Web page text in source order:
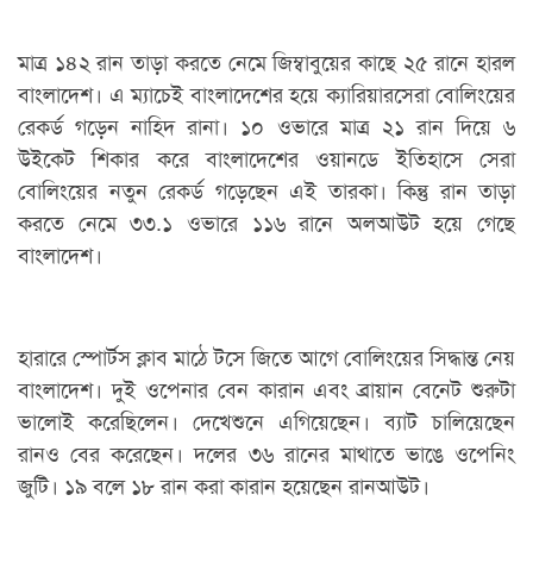
মাত্র ১৪২ রান তাড়া করতে নেমে জিম্বাবুয়ের কাছে ২৫ রানে হারল
বাংলাদেশ। এ ম্যাচেই বাংলাদেশের হয়ে ক্যারিয়ারসেরা বোলিংয়ের
রেকর্ড গড়েন নাহিদ রানা। ১০ ওভারে মাত্র ২১ রান দিয়ে ৬
উইকেট শিকার করে বাংলাদেশের ওয়ানডে ইতিহাসে সেরা
বোলিংয়ের নতুন রেকর্ড গড়েছেন এই তারকা। কিন্তু রান তাড়া
করতে নেমে ৩৩.১ ওভারে ১১৬ রানে অলআউট হয়ে গেছে
বাংলাদেশ।
হারারে স্পোর্টস ক্লাব মাঠে টসে জিতে আগে বোলিংয়ের সিদ্ধান্ত নেয়
বাংলাদেশ। দুই ওপেনার বেন কারান এবং ব্রায়ান বেনেট শুরুটা
ভালোই করেছিলেন। দেখেশুনে এগিয়েছেন। ব্যাট চালিয়েছেন
রানও বের করেছেন। দলের ৩৬ রানের মাথাতে ভাঙে ওপেনিং
জুটি। ১৯ বলে ১৮ রান করা কারান হয়েছেন রানআউট।